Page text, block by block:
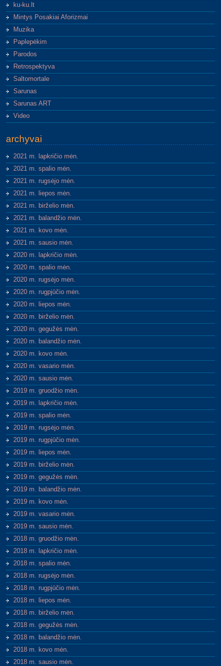
ku-ku.lt
Mintys Posakiai Aforizmai
Muzika
Paplepėkim
Parodos
Retrospektyva
Saltomortale
Sarunas
Sarunas ART
Video
archyvai
2021 m. lapkričio mėn.
2021 m. spalio mėn.
2021 m. rugsėjo mėn.
2021 m. liepos mėn.
2021 m. birželio mėn.
2021 m. balandžio mėn.
2021 m. kovo mėn.
2021 m. sausio mėn.
2020 m. lapkričio mėn.
2020 m. spalio mėn.
2020 m. rugsėjo mėn.
2020 m. rugpjūčio mėn.
2020 m. liepos mėn.
2020 m. birželio mėn.
2020 m. gegužės mėn.
2020 m. balandžio mėn.
2020 m. kovo mėn.
2020 m. vasario mėn.
2020 m. sausio mėn.
2019 m. gruodžio mėn.
2019 m. lapkričio mėn.
2019 m. spalio mėn.
2019 m. rugsėjo mėn.
2019 m. rugpjūčio mėn.
2019 m. liepos mėn.
2019 m. birželio mėn.
2019 m. gegužės mėn.
2019 m. balandžio mėn.
2019 m. kovo mėn.
2019 m. vasario mėn.
2019 m. sausio mėn.
2018 m. gruodžio mėn.
2018 m. lapkričio mėn.
2018 m. spalio mėn.
2018 m. rugsėjo mėn.
2018 m. rugpjūčio mėn.
2018 m. liepos mėn.
2018 m. birželio mėn.
2018 m. gegužės mėn.
2018 m. balandžio mėn.
2018 m. kovo mėn.
2018 m. sausio mėn.